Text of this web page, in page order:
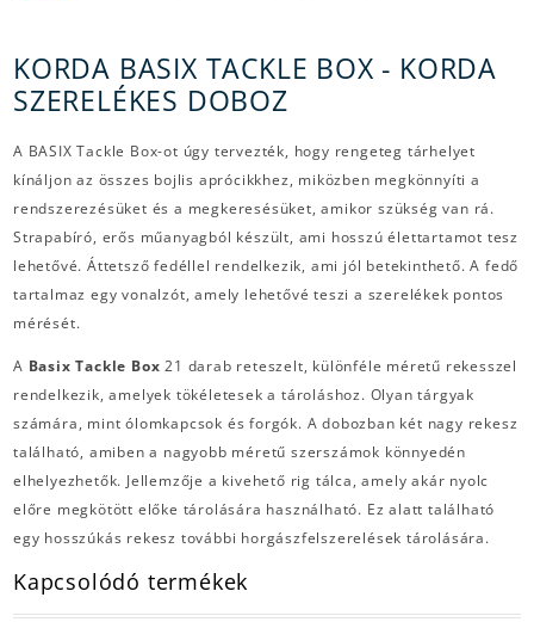
KORDA BASIX TACKLE BOX - KORDA
SZERELÉKES DOBOZ
A BASIX Tackle Box-ot úgy tervezték, hogy rengeteg tárhelyet
kínáljon az összes bojlis aprócikkhez, miközben megkönnyíti a
rendszerezésüket és a megkeresésüket, amikor szükség van rá.
Strapabíró, erős műanyagból készült, ami hosszú élettartamot tesz
lehetővé. Áttetsző fedéllel rendelkezik, ami jól betekinthető. A fedő
tartalmaz egy vonalzót, amely lehetővé teszi a szerelékek pontos
mérését.
A Basix Tackle Box21 darab reteszelt, különféle méretű rekesszel
rendelkezik, amelyek tökéletesek a tároláshoz. Olyan tárgyak
számára, mint ólomkapcsok és forgók. A dobozban két nagy rekesz
található, amiben a nagyobb méretű szerszámok könnyedén
elhelyezhetők. Jellemzője a kivehető rig tálca, amely akár nyolc
előre megkötött előke tárolására használható. Ez alatt található
egy hosszúkás rekesz további horgászfelszerelések tárolására.
Kapcsolódó termékek